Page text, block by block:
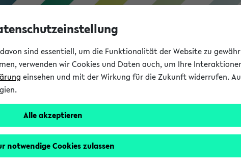
zur Kombisuche
sind essentiell, um die Funktionalität der Website zu
verwenden wir Cookies und Daten auch, um Ihre
einsehen und mit der Wirkung für die Zukunft widerrufen.
Alle akzeptieren
notwendige Cookies zulassen